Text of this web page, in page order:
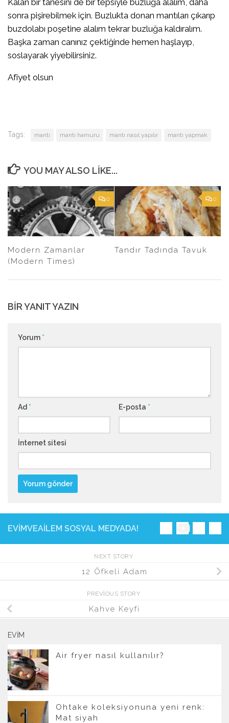
Kalan bir tanesini de bir tepsiyle buzluğa alalım, daha
sonra pişirebilmek için. Buzlukta donan mantıları çıkarıp
buzdolabı poşetine alalım tekrar buzluğa kaldıralım.
Başka zaman canınız çektiğinde hemen haşlayıp,
soslayarak yiyebilirsiniz.
Afiyet olsun
Tags: mantı mantı hamuru mantı nasıl yapılır mantı yapmak
YOU MAY ALSO LIKE...
0
Modern Zamanlar
(Modern Times)
0
Tandır Tadında Tavuk
BIR YANIT YAZIN
Yorum *
Ad * E-posta *
İnternet sitesi
EVIMVEAILEM SOSYAL MEDYADA!
NEXT STORY
12 Öfkeli Adam
PREVIOUS STORY
Kahve Keyfi
EVIM
Air fryer nasıl kullanılır?
Ohtake koleksiyonuna yeni renk:
Mat siyah